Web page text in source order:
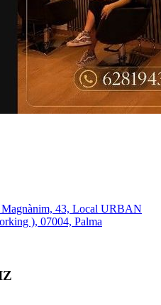
43, Local URBAN
), 07004, Palma